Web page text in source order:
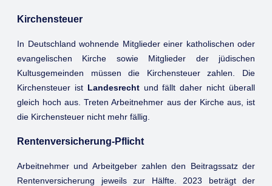
Kirchensteuer
In Deutschland wohnende Mitglieder einer katholischen oder
evangelischen Kirche sowie Mitglieder der jüdischen
Kultusgemeinden müssen die Kirchensteuer zahlen. Die
Kirchensteuer ist Landesrechtund fällt daher nicht überall
gleich hoch aus. Treten Arbeitnehmer aus der Kirche aus, ist
die Kirchensteuer nicht mehr fällig.
Rentenversicherung-Pflicht
Arbeitnehmer und Arbeitgeber zahlen den Beitragssatz der
Rentenversicherung jeweils zur Hälfte. 2023 beträgt der